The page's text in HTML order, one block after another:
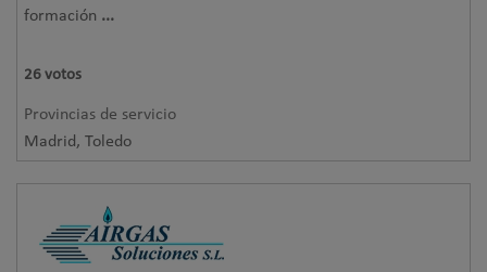
formación ...
26 votos
Provincias de servicio
Madrid, Toledo